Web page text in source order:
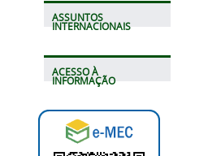
ASSUNTOS
INTERNACIONAIS
ACESSO À
INFORMAÇÃO